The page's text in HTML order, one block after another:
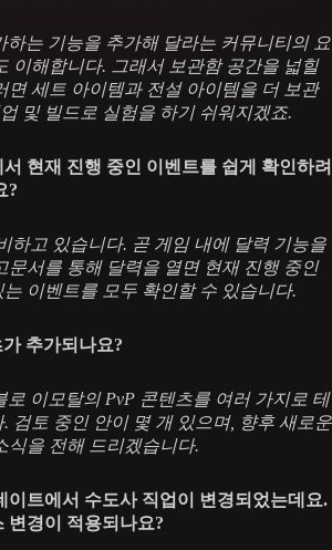
하는 기능을 추가해 달라는 커뮤니티의 요
이해합니다. 그래서 보관함 공간을 넓힐
면 세트 아이템과 전설 아이템을 더 보관
및 빌드로 실험을 하기 쉬워지겠죠.
현재 진행 중인 이벤트를 쉽게 확인하려
?
하고 있습니다. 곧 게임 내에 달력 기능을
문서를 통해 달력을 열면 현재 진행 중인
이벤트를 모두 확인할 수 있습니다.
추가되나요?
이모탈의 PvP 콘텐츠를 여러 가지로 테
검토 중인 안이 몇 개 있으며, 향후 새로운
식을 전해 드리겠습니다.
이트에서 수도사 직업이 변경되었는데요.
변경이 적용되나요?